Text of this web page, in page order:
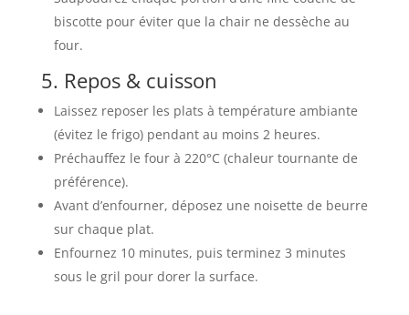
biscotte pour éviter que la chair ne dessèche au
four.
5. Repos & cuisson
Laissez reposer les plats à température ambiante
(évitez le frigo) pendant au moins 2 heures.
Préchauffez le four à 220°C (chaleur tournante de
préférence).
Avant d’enfourner, déposez une noisette de beurre
sur chaque plat.
Enfournez 10 minutes, puis terminez 3 minutes
sous le gril pour dorer la surface.